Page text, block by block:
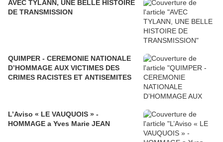
AVEC TYLANN, UNE BELLE HISTOIRE
DE TRANSMISSION
QUIMPER - CEREMONIE NATIONALE
D’HOMMAGE AUX VICTIMES DES
CRIMES RACISTES ET ANTISEMITES
L’Aviso « LE VAUQUOIS » -
HOMMAGE a Yves Marie JEAN